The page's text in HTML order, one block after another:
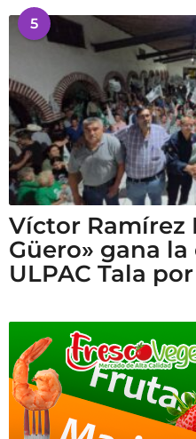
5
Víctor Ramírez
Güero» gana
ULPAC Tala